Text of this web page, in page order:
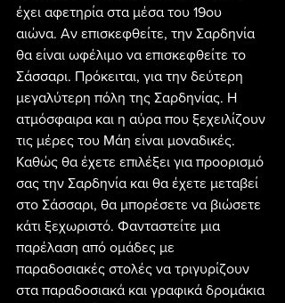
έχει αφετηρία στα μέσα του 19ου
αιώνα. Αν επισκεφθείτε, την Σαρδηνία
θα είναι ωφέλιμο να επισκεφθείτε το
Σάσσαρι. Πρόκειται, για την δεύτερη
μεγαλύτερη πόλη της Σαρδηνίας. Η
ατμόσφαιρα και η αύρα που ξεχειλίζουν
τις μέρες του Μάη είναι μοναδικές.
Καθώς θα έχετε επιλέξει για προορισμό
σας την Σαρδηνία και θα έχετε μεταβεί
στο Σάσσαρι, θα μπορέσετε να βιώσετε
κάτι ξεχωριστό. Φανταστείτε μια
παρέλαση από ομάδες με
παραδοσιακές στολές να τριγυρίζουν
στα παραδοσιακά και γραφικά δρομάκια